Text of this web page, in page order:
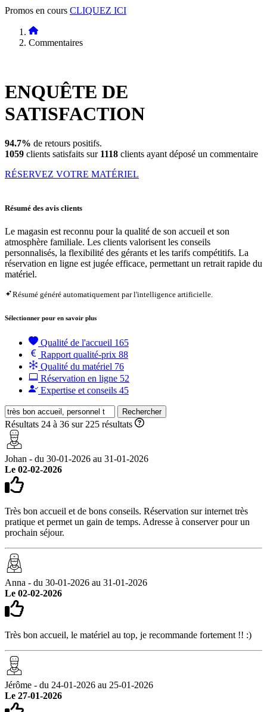
Promos en cours CLIQUEZ ICI
Commentaires
ENQUÊTE DE
SATISFACTION
94.7% de retours positifs.
1059 clients satisfaits sur 1118 clients ayant déposé un commentaire
RÉSERVEZ VOTRE MATÉRIEL
Résumé des avis clients
Le magasin est reconnu pour la qualité de son accueil et son
atmosphère familiale. Les clients valorisent les conseils
personnalisés, la flexibilité des gérants et les tarifs compétitifs. La
réservation en ligne est jugée efficace, permettant un retrait rapide du
matériel.
Résumé généré automatiquement par l'intelligence artificielle.
Sélectionner pour en savoir plus
Qualité de l'accueil 165
Rapport qualité-prix 88
Qualité du matériel 76
Réservation en ligne 52
Expertise et conseils 45
Rechercher
Résultats 24 à 36 sur 225 résultats
Johan - du 30-01-2026 au 31-01-2026
Le 02-02-2026
Très bon accueil et de bons conseils. Réservation sur internet très
pratique et permet un gain de temps. Adresse à conserver pour un
prochain séjour.
Anna - du 30-01-2026 au 31-01-2026
Le 02-02-2026
Très bon accueil, le matériel au top, je recommande fortement !! :)
Jérôme - du 24-01-2026 au 25-01-2026
Le 27-01-2026